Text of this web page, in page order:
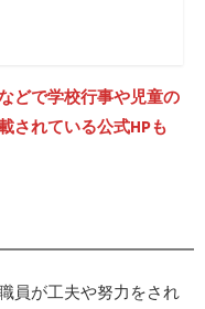
どで学校行事や児童の
されている公式HPも
員が工夫や努力をされ